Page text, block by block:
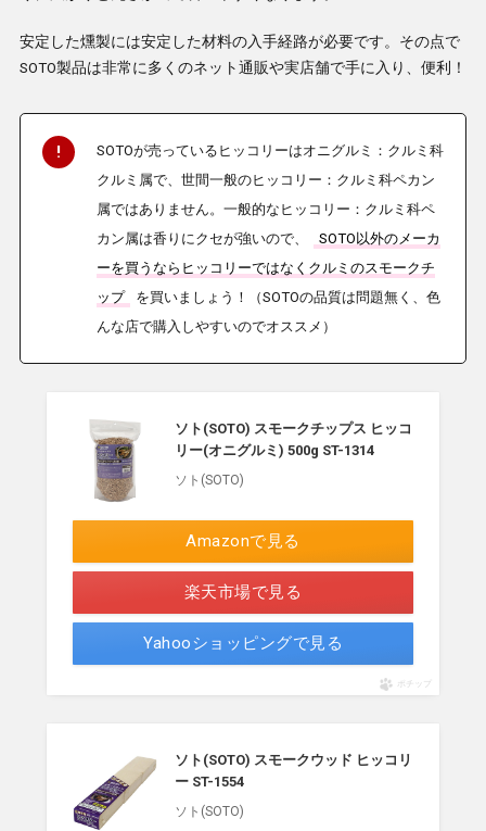
安定した燻製には安定した材料の入手経路が必要です。その点で
SOTO製品は非常に多くのネット通販や実店舗で手に入り、便利！
SOTOが売っているヒッコリーはオニグルミ：クルミ科
クルミ属で、世間一般のヒッコリー：クルミ科ペカン
属ではありません。一般的なヒッコリー：クルミ科ペ
カン属は香りにクセが強いので、
SOTO以外のメーカ
ーを買うならヒッコリーではなくクルミのスモークチ
ップ
を買いましょう！（SOTOの品質は問題無く、色
んな店で購入しやすいのでオススメ）
ソト(SOTO) スモークチップス ヒッコ
リー(オニグルミ) 500g ST-1314
ソト(SOTO)
Amazonで見る
楽天市場で見る
Yahooショッピングで見る
ポチップ
ソト(SOTO) スモークウッド ヒッコリ
ー ST-1554
ソト(SOTO)